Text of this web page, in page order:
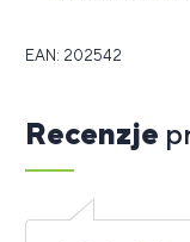
EAN: 202542
Recenzje